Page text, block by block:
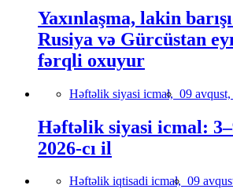
Yaxınlaşma, lakin
Rusiya və Gürcüstan
fərqli oxuyur
Həftəlik siyasi icmal, 09
Həftəlik siyasi icmal:
2026-cı il
Həftəlik iqtisadi icmal, 09